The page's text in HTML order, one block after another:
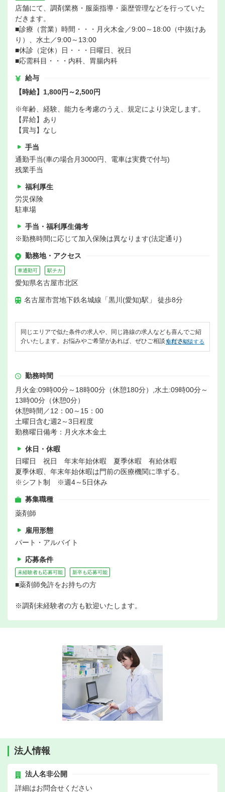
店舗にて、調剤業務・服薬指導・薬歴管理などを行っていた
だきます。
■診療（営業）時間・・・月火木金／9:00～18:00（中抜けあ
り）、水土／9:00～13:00
■休診（定休）日・・・日曜日、祝日
■応需科目・・・内科、胃腸内科
給与
【時給】1,800円～2,500円
※年齢、経験、能力を考慮のうえ、規定により決定します。
【昇給】あり
【賞与】なし
手当
通勤手当(車の場合月3000円、電車は実費で付与)
残業手当
福利厚生
労災保険
駐車場
手当・福利厚生備考
※勤務時間に応じて加入保険は異なります(法定通り)
勤務地・アクセス
車通勤可 駅チカ
愛知県名古屋市北区
名古屋市営地下鉄名城線「黒川(愛知)駅」 徒歩8分
同じエリアで似た条件の求人や、同じ路線の求人なども喜んでご紹
介いたします。お悩みやご希望があれば、ぜひご相談ください。
無料で相談する
勤務時間
月火金:09時00分～18時00分（休憩180分）,水土:09時00分～
13時00分（休憩0分）
休憩時間／12：00～15：00
土曜日含む週2～3日程度
勤務曜日備考：月火水木金土
休日・休暇
日曜日 祝日 年末年始休暇 夏季休暇 有給休暇
夏季休暇、年末年始休暇は門前の医療機関に準ずる。
※シフト制 ※週4～5日休み
募集職種
薬剤師
雇用形態
パート・アルバイト
応募条件
未経験者も応募可能 新卒も応募可能
■薬剤師免許をお持ちの方
※調剤未経験者の方も歓迎いたします。
法人情報
法人名非公開
詳細はお問合せください